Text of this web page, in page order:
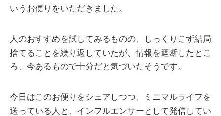
いうお便りをいただきました。
人のおすすめを試してみるものの、しっくりこず結局
捨てることを繰り返していたが、情報を遮断したとこ
ろ、今あるもので十分だと気づいたそうです。
今日はこのお便りをシェアしつつ、ミニマルライフを
送っている人と、インフルエンサーとして発信してい